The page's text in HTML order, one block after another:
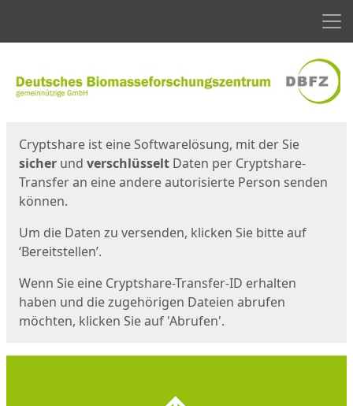
Cryptshare ist eine Softwarelösung, mit der Sie
sicher und verschlüsselt Daten per Cryptshare-
Transfer an eine andere autorisierte Person senden
können.
Um die Daten zu versenden, klicken Sie bitte auf
‘Bereitstellen’.
Wenn Sie eine Cryptshare-Transfer-ID erhalten
haben und die zugehörigen Dateien abrufen
möchten, klicken Sie auf 'Abrufen'.